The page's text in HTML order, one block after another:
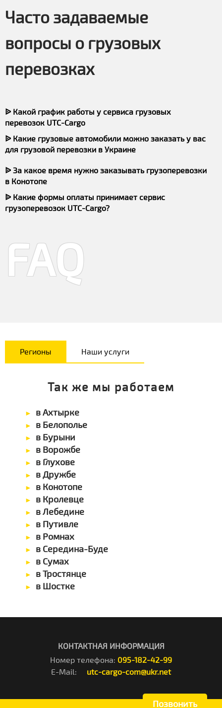
Часто задаваемые
вопросы о грузовых
перевозках
ᐉ Какой график работы у сервиса грузовых
перевозок UTC-Cargo
ᐉ Какие грузовые автомобили можно заказать у вас
для грузовой перевозки в Украине
ᐉ За какое время нужно заказывать грузоперевозки
в Конотопе
ᐉ Какие формы оплаты принимает сервис
грузоперевозок UTC-Cargo?
FAQ
Регионы Наши услуги
Так же мы работаем
в Ахтырке
в Белополье
в Бурыни
в Ворожбе
в Глухове
в Дружбе
в Конотопе
в Кролевце
в Лебедине
в Путивле
в Ромнах
в Середина-Буде
в Сумах
в Тростянце
в Шостке
КОНТАКТНАЯ ИНФОРМАЦИЯ
Номер телефона: 095-182-42-99
E-Mail: utc-cargo-com@ukr.net
Позвонить